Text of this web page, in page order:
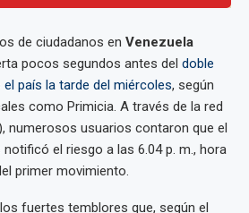
de ciudadanos en Venezuela
pocos segundos antes del doble
país la tarde del miércoles, según
como Primicia. A través de la red
numerosos usuarios contaron que el
notificó el riesgo a las 6.04 p. m., hora
primer movimiento.
fuertes temblores que, según el